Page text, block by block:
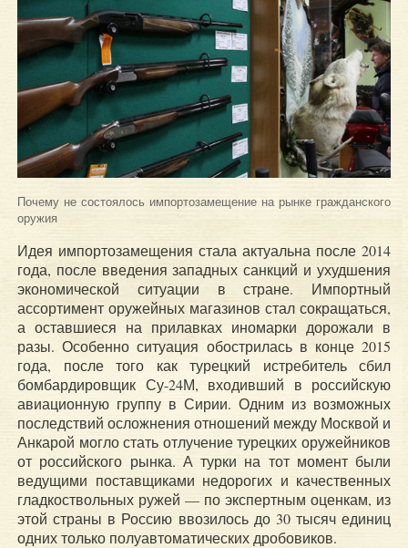
Почему не состоялось импортозамещение на рынке гражданского
оружия
Идея импортозамещения стала актуальна после 2014
года, после введения западных санкций и ухудшения
экономической ситуации в стране. Импортный
ассортимент оружейных магазинов стал сокращаться,
а оставшиеся на прилавках иномарки дорожали в
разы. Особенно ситуация обострилась в конце 2015
года, после того как турецкий истребитель сбил
бомбардировщик Су-24М, входивший в российскую
авиационную группу в Сирии. Одним из возможных
последствий осложнения отношений между Москвой и
Анкарой могло стать отлучение турецких оружейников
от российского рынка. А турки на тот момент были
ведущими поставщиками недорогих и качественных
гладкоствольных ружей — по экспертным оценкам, из
этой страны в Россию ввозилось до 30 тысяч единиц
одних только полуавтоматических дробовиков.